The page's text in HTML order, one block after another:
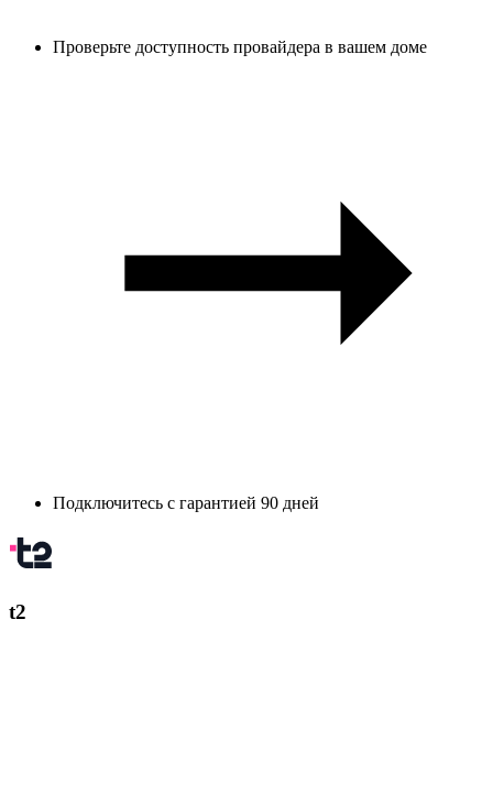
Проверьте доступность провайдера в вашем доме
Подключитесь с гарантией 90 дней
t2